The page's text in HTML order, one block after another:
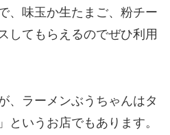
、味玉か生たまご、粉チー
してもらえるのでぜひ利用
、ラーメンぶうちゃんはタ
というお店でもあります。